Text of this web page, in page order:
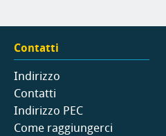
Contatti
Indirizzo
Contatti
Indirizzo PEC
Come raggiungerci